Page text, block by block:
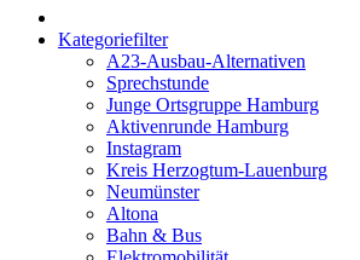
Kategoriefilter
A23-Ausbau-Alternativen
Sprechstunde
Junge Ortsgruppe Hamburg
Aktivenrunde Hamburg
Instagram
Kreis Herzogtum-Lauenburg
Neumünster
Altona
Bahn & Bus